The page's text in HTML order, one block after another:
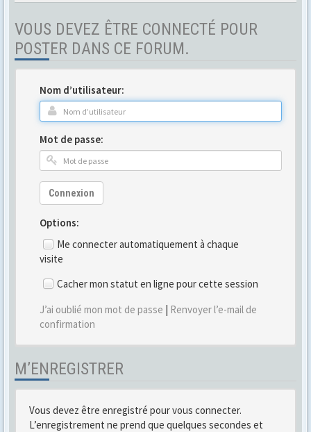
VOUS DEVEZ ÊTRE CONNECTÉ POUR
POSTER DANS CE FORUM.
Nom d’utilisateur:
Mot de passe:
Connexion
Options:
Me connecter automatiquement à chaque
visite
Cacher mon statut en ligne pour cette session
J’ai oublié mon mot de passe | Renvoyer l’e-mail de
confirmation
M’ENREGISTRER
Vous devez être enregistré pour vous connecter.
L’enregistrement ne prend que quelques secondes et